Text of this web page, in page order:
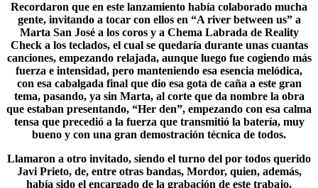
Recordaron que en este lanzamiento había colaborado mucha
gente, invitando a tocar con ellos en “A river between us” a
Marta San José a los coros y a Chema Labrada de Reality
Checka los teclados, el cual se quedaría durante unas cuantas
canciones, empezando relajada, aunque luego fue cogiendo más
fuerza e intensidad, pero manteniendo esa esencia melódica,
con esa cabalgada final que dio esa gota de caña a este gran
tema, pasando, ya sin Marta, al corte que da nombre la obra
que estaban presentando, “Her den”, empezando con esa calma
tensa que precedió a la fuerza que transmitió la batería, muy
bueno y con una gran demostración técnica de todos.
Llamaron a otro invitado, siendo el turno del por todos querido
Javi Prieto, de, entre otras bandas, Mordor, quien, además,
había sido el encargado de la grabación de este trabajo,